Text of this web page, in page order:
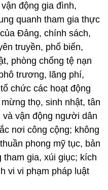
động gia đình,
quanh tham gia thực
Đảng, chính sách,
truyền, phổ biến,
phòng chống tệ nạn
trương, lãng phí,
chức các hoạt động
thọ, sinh nhật, tân
vận động người dân
nơi công cộng; không
phong mỹ tục, bản
tham gia, xúi giục; kích
vi vi phạm pháp luật